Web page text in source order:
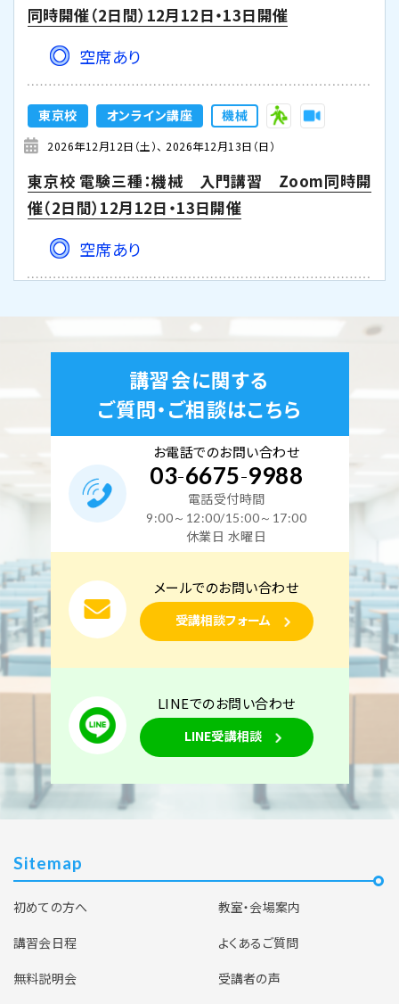
同時開催（2日間）12月12日・13日開催
空席あり
東京校 オンライン講座 機械
2026年12月12日（土） 2026年12月13日（日）
東京校 電験三種：機械 入門講習 Zoom同時開
催（2日間）12月12日・13日開催
空席あり
東京校【下期】電験三種 地獄の特訓【機械】Zoom
同時開催（2日間）12月19日・20日開催
空席あり
東京校 オンライン講座 電力
2027年1月10日（日）
東京校【下期】電験三種 地獄の特訓【電力】Zoom
同時開催（2日間）1月9日・10日開催
空席あり
講習会に関する
ご質問・ご相談はこちら
お電話でのお問い合わせ
03-6675-9988
電話受付時間
9:00～12:00/15:00～17:00
休業日 水曜日
メールでのお問い合わせ
受講相談フォーム
LINEでのお問い合わせ
LINE受講相談
Sitemap
初めての方へ
教室・会場案内
講習会日程
よくあるご質問
無料説明会
受講者の声